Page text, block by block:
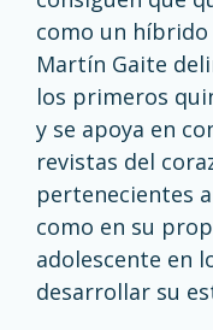
como un híbrido
Martín Gaite
los primeros
y se apoya en
revistas del
pertenecientes
como en su
adolescente en
desarrollar su